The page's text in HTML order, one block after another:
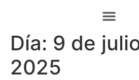
Día: 9 de
2025